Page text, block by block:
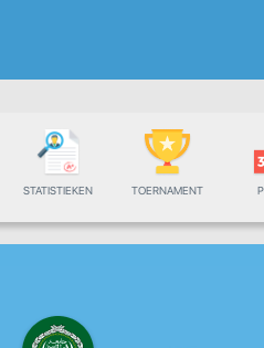
STATISTIEKEN TOERNAMENT